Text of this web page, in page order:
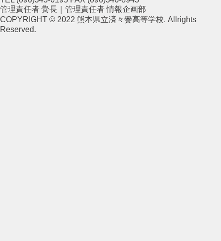
管理責任者 黌長｜管理責任者 情報企画部
COPYRIGHT © 2022 熊本県立済々黌高等学校. Allrights
Reserved.